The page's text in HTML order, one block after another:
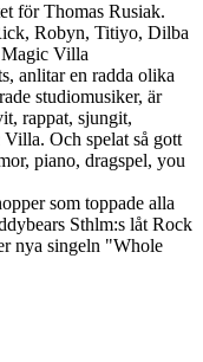
för Thomas Rusiak.
Robyn, Titiyo, Dilba
Magic Villa
anlitar en radda olika
studiomusiker, är
rappat, sjungit,
Och spelat så gott
piano, dragspel, you
som toppade alla
Sthlm:s låt Rock
nya singeln "Whole